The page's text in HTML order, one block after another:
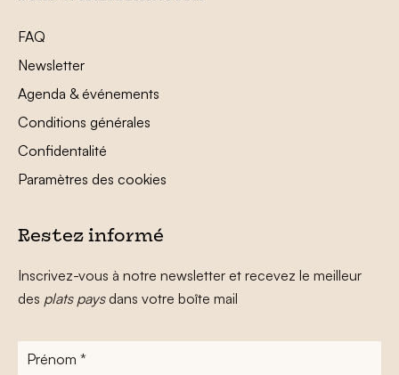
FAQ
Newsletter
Agenda & événements
Conditions générales
Confidentalité
Paramètres des cookies
Restez informé
Inscrivez-vous à notre newsletter et recevez le meilleur
des plats paysdans votre boîte mail
Prénom